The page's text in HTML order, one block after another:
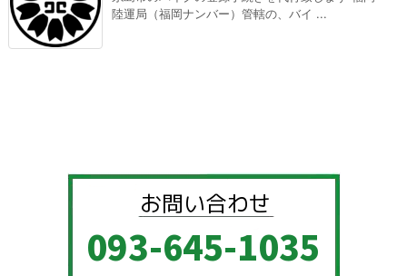
陸運局（福岡ナンバー）管轄の、バイ ...